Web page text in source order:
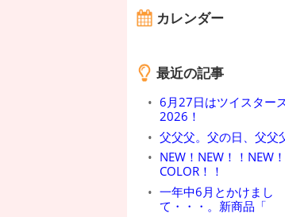
カレンダー
最近の記事
6月27日はツイスター
2026！
父父父。父の日、父父
NEW！NEW！！NEW
COLOR！！
一年中6月とかけまし
て・・・。新商品「